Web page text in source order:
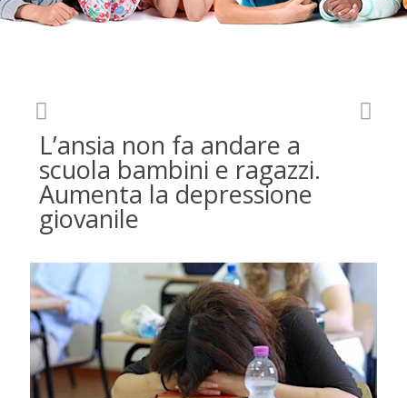
L’ansia non fa andare a
scuola bambini e ragazzi.
Aumenta la depressione
giovanile